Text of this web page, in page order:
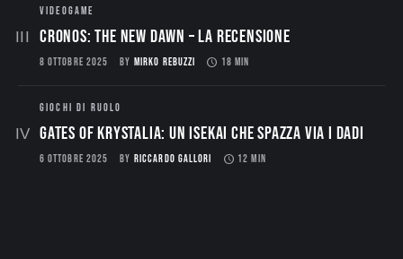
VIDEOGAME
CRONOS: THE NEW DAWN – La Recensione
8 OTTOBRE 2025 BY MIRKO REBUZZI 18 MIN
GIOCHI DI RUOLO
Gates of Krystalia: Un Isekai che spazza via i dadi
6 OTTOBRE 2025 BY RICCARDO GALLORI 12 MIN